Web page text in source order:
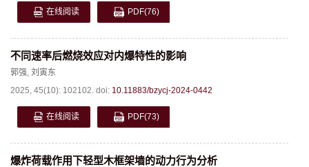
在线阅读 PDF(76)
不同速率后燃烧效应对内爆特性的影响
郭强, 刘寅东
2025, 45(10): 102102. doi: 10.11883/bzycj-2024-0442
在线阅读 PDF(73)
爆炸荷载作用下轻型木框架墙的动力行为分析